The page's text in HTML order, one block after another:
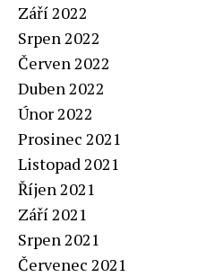
Září 2022
Srpen 2022
Červen 2022
Duben 2022
Únor 2022
Prosinec 2021
Listopad 2021
Říjen 2021
Září 2021
Srpen 2021
Červenec 2021